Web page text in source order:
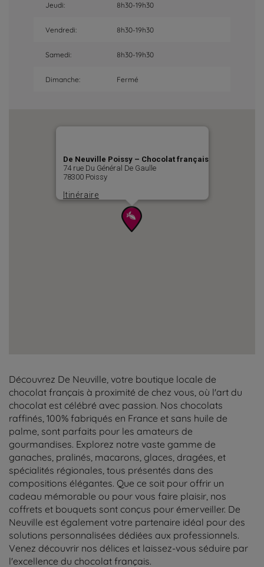
Jeudi: 8h30-19h30
Vendredi: 8h30-19h30
Samedi: 8h30-19h30
Dimanche: Fermé
De Neuville Poissy – Chocolat français
74 rue Du Général De Gaulle
78300 Poissy
Itinéraire
Découvrez De Neuville, votre boutique locale de
chocolat français à proximité de chez vous, où l'art du
chocolat est célébré avec passion. Nos chocolats
raffinés, 100% fabriqués en France et sans huile de
palme, sont parfaits pour les amateurs de
gourmandises. Explorez notre vaste gamme de
ganaches, pralinés, macarons, glaces, dragées, et
spécialités régionales, tous présentés dans des
compositions élégantes. Que ce soit pour offrir un
cadeau mémorable ou pour vous faire plaisir, nos
coffrets et bouquets sont conçus pour émerveiller. De
Neuville est également votre partenaire idéal pour des
solutions personnalisées dédiées aux professionnels.
Venez découvrir nos délices et laissez-vous séduire par
l'excellence du chocolat français.